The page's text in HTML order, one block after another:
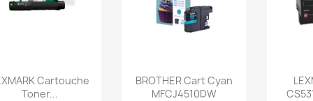
Aperçu rapide
Cartouche
Toner...
Aperçu rapide
BROTHER Cart Cyan
MFCJ4510DW
